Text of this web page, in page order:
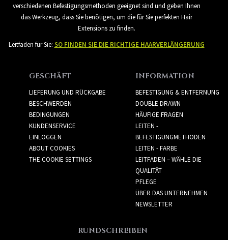
verschiedenen Befestigungsmethoden geeignet sind und geben Ihnen
das Werkzeug, dass Sie benötigen, um die für Sie perfekten Hair
Extensions zu finden.
Leitfaden für Sie: SO FINDEN SIE DIE RICHTIGE HAARVERLÄNGERUNG
GESCHÄFT
LIEFERUNG UND RÜCKGABE
BESCHWERDEN
BEDINGUNGEN
KUNDENSERVICE
EINLOGGEN
ABOUT COOKIES
THE COOKIE SETTINGS
INFORMATION
BEFESTIGUNG & ENTFERNUNG
DOUBLE DRAWN
HÄUFIGE FRAGEN
LEITEN -
BEFESTIGUNGMETHODEN
LEITEN - FARBE
LEITFADEN – WÄHLE DIE
QUALITÄT
PFLEGE
ÜBER DAS UNTERNEHMEN
NEWSLETTER
RUNDSCHREIBEN